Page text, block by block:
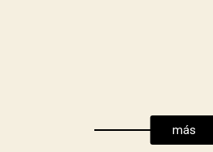
proveniente de
más